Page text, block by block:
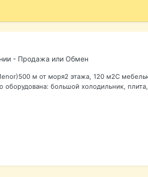
- Продажа или Обмен
м от моря2 этажа, 120 м2С
большой холодильник,